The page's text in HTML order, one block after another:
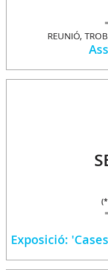
REUNIÓ,
(
Exposició: